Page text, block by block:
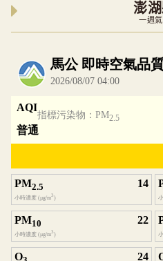
澎
一週
內嵌空氣品質小工具